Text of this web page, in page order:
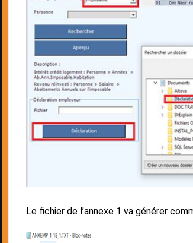
Le fichier de l’annexe 1 va générer